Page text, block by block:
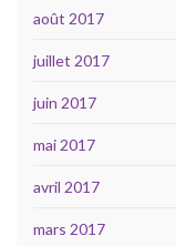
août 2017
juillet 2017
juin 2017
mai 2017
avril 2017
mars 2017